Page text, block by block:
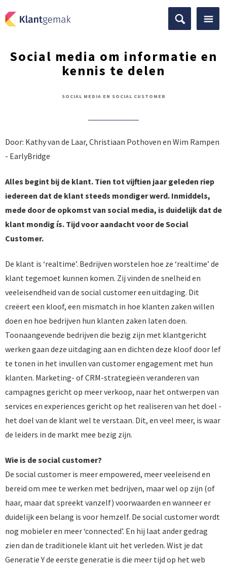
Social media om informatie en
kennis te delen
SOCIAL MEDIA EN SOCIAL CUSTOMER
Door: Kathy van de Laar, Christiaan Pothoven en Wim Rampen
- EarlyBridge
Alles begint bij de klant. Tien tot vijftien jaar geleden riep
iedereen dat de klant steeds mondiger werd. Inmiddels,
mede door de opkomst van social media, is duidelijk dat de
klant mondig ís. Tijd voor aandacht voor de Social
Customer.
De klant is ‘realtime’. Bedrijven worstelen hoe ze ‘realtime’ de
klant tegemoet kunnen komen. Zij vinden de snelheid en
veeleisendheid van de social customer een uitdaging. Dit
creëert een kloof, een mismatch in hoe klanten zaken willen
doen en hoe bedrijven hun klanten zaken laten doen.
Toonaangevende bedrijven die bezig zijn met klantgericht
werken gaan deze uitdaging aan en dichten deze kloof door lef
te tonen in het invullen van customer engagement met hun
klanten. Marketing- of CRM-strategieën veranderen van
campagnes gericht op meer verkoop, naar het ontwerpen van
services en experiences gericht op het realiseren van het doel -
het doel van de klant wel te verstaan. Dit, en veel meer, is waar
de leiders in de markt mee bezig zijn.
Wie is de social customer?
De social customer is meer empowered, meer veeleisend en
bereid om mee te werken met bedrijven, maar wel op zijn (of
haar, maar dat spreekt vanzelf) voorwaarden en wanneer er
duidelijk een belang is voor hemzelf. De social customer wordt
nog mobieler en meer ‘connected’. En hij laat ander gedrag
zien dan de traditionele klant uit het verleden. Wist je dat
Generatie Y de eerste generatie is die meer tijd op het web